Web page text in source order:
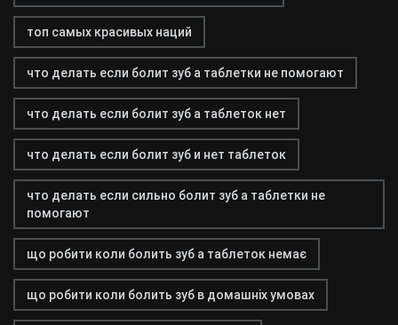
топ самых красивых наций
что делать если болит зуб а таблетки не помогают
что делать если болит зуб а таблеток нет
что делать если болит зуб и нет таблеток
что делать если сильно болит зуб а таблетки не
помогают
що робити коли болить зуб а таблеток немає
що робити коли болить зуб в домашніх умовах